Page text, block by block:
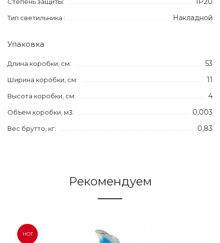
Тип светильника : Накладной
Упаковка
Длина коробки, см: 53
Ширина коробки, см: 11
Высота коробки, см: 4
Объём коробки, м3: 0,003
Вес брутто, кг: 0,83
Рекомендуем
HOT